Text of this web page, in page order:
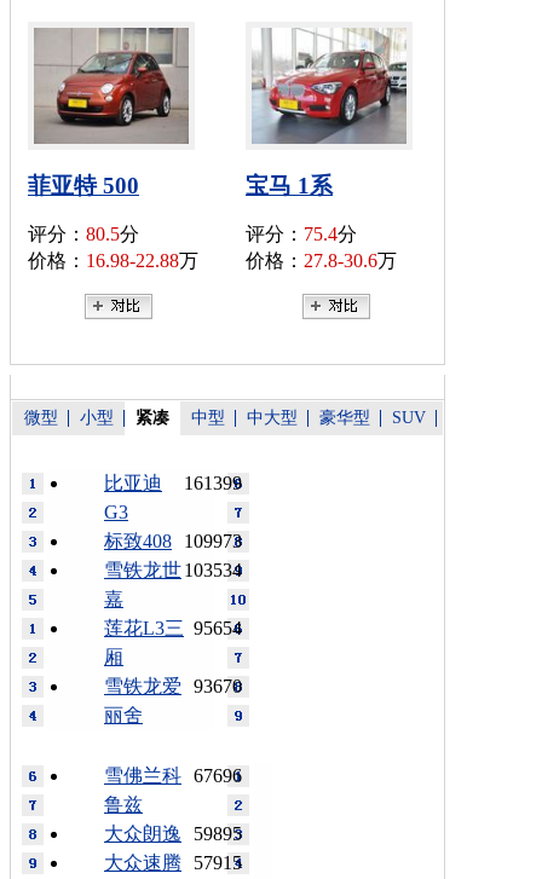
菲亚特 500
评分： 80.5分
价格： 16.98-22.88万
宝马 1系
评分： 75.4分
价格： 27.8-30.6万
微型 小型 紧凑 中型 中大型 豪华型 SUV
161399
比亚迪
G3
109973
标致408
103534
雪铁龙世
嘉
95654
莲花L3三
厢
93670
雪铁龙爱
丽舍
67696
雪佛兰科
鲁兹
59895
大众朗逸
57915
大众速腾